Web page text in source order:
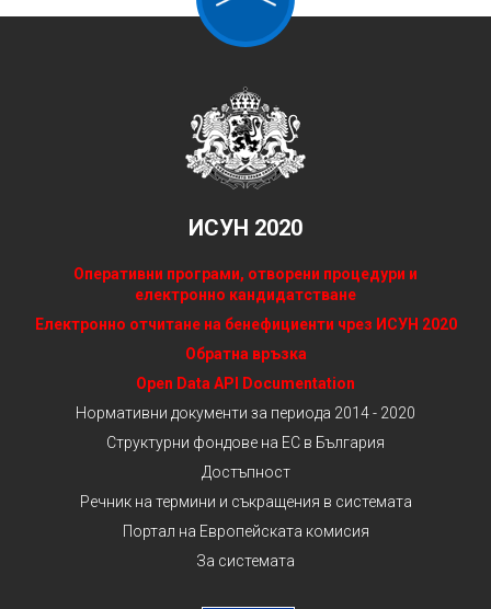
ИСУН 2020
Оперативни програми, отворени процедури и
електронно кандидатстване
Електронно отчитане на бенефициенти чрез ИСУН 2020
Обратна връзка
Open Data API Documentation
Нормативни документи за периода 2014 - 2020
Структурни фондове на ЕС в България
Достъпност
Речник на термини и съкращения в системата
Портал на Европейската комисия
За системата